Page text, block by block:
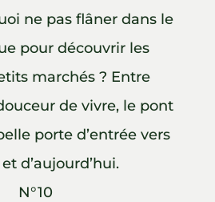
ne pas flâner dans le
pour découvrir les
marchés ? Entre
de vivre, le pont
porte d’entrée vers
d’aujourd’hui.
N°10